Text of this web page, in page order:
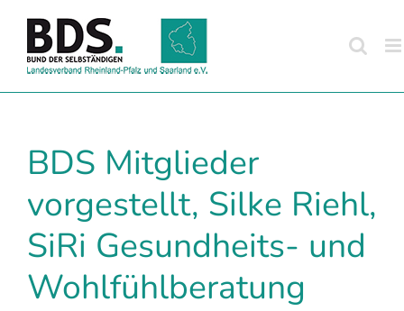
Inhalt
springen
BDS Mitglieder
vorgestellt, Silke Riehl,
SiRi Gesundheits- und
Wohlfühlberatung